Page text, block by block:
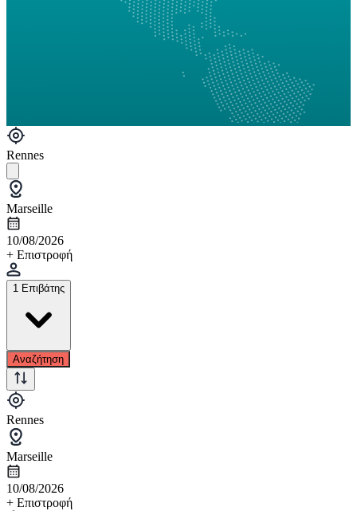
Rennes
Marseille
10/08/2026
+ Επιστροφή
1 Επιβάτης
Αναζήτηση
Rennes
Marseille
10/08/2026
+ Επιστροφή